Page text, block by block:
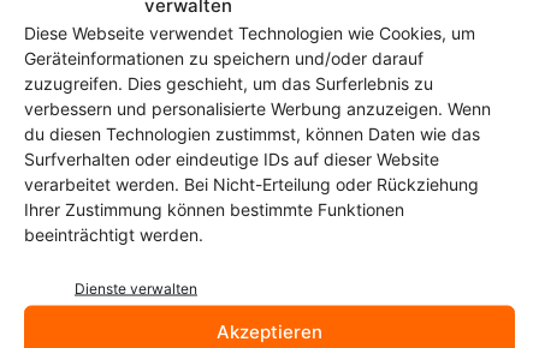
Diese Webseite verwendet Technologien wie Cookies, um
Geräteinformationen zu speichern und/oder darauf
zuzugreifen. Dies geschieht, um das Surferlebnis zu
verbessern und personalisierte Werbung anzuzeigen. Wenn
du diesen Technologien zustimmst, können Daten wie das
Surfverhalten oder eindeutige IDs auf dieser Website
verarbeitet werden. Bei Nicht-Erteilung oder Rückziehung
Ihrer Zustimmung können bestimmte Funktionen
beeinträchtigt werden.
Dienste verwalten
Akzeptieren
Plattenalbum und Euphonica:
MPD-Clients unter GNOME für
Linux
Christoph Langner - 22. November 2025
Yet Another Radio: Einfaches
Internetradio direkt in der
GNOME Shell
Apostrophe 3.3: Mein liebster